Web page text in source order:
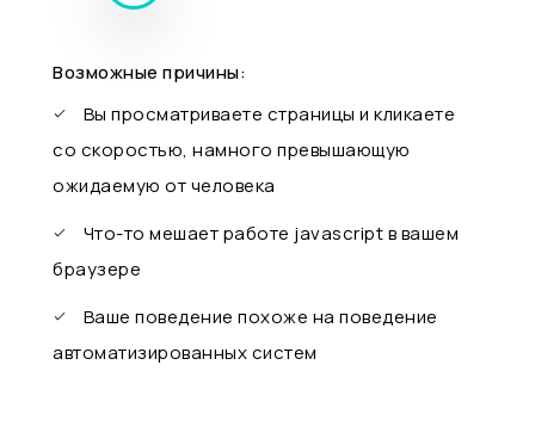
Возможные причины:
Вы просматриваете страницы и кликаете
со скоростью, намного превышающую
ожидаемую от человека
Что-то мешает работе javascript в вашем
браузере
Ваше поведение похоже на поведение
автоматизированных систем